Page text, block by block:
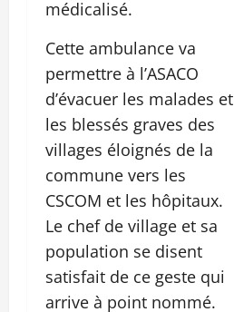
médicalisé.
Cette ambulance va
permettre à l’ASACO
d’évacuer les malades et
les blessés graves des
villages éloignés de la
commune vers les
CSCOM et les hôpitaux.
Le chef de village et sa
population se disent
satisfait de ce geste qui
arrive à point nommé.